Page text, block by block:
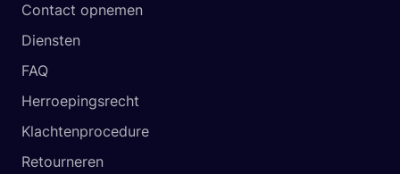
Contact opnemen
Diensten
FAQ
Herroepingsrecht
Klachtenprocedure
Retourneren